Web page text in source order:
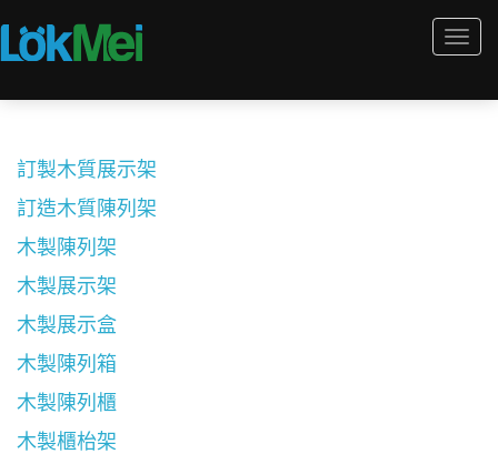
訂製木質展示架
訂造木質陳列架
木製陳列架
木製展示架
木製展示盒
木製陳列箱
木製陳列櫃
木製櫃枱架